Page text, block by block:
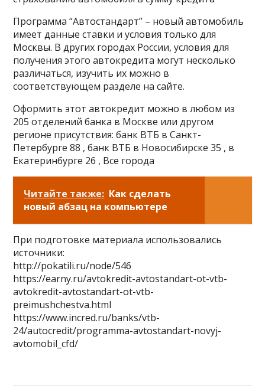
Программа “Автостандарт” – новый автомобиль
имеет данные ставки и условия только для
Москвы. В других городах России, условия для
получения этого автокредита могут несколько
различаться, изучить их можно в
соответствующем разделе на сайте.
Оформить этот автокредит можно в любом из
205 отделений банка в Москве или другом
регионе присутствия: банк ВТБ в Санкт-
Петербурге 88 , банк ВТБ в Новосибирске 35 , в
Екатеринбурге 26 , Все города
Читайте также: Как сделать
новый абзац на компьютере
При подготовке материала использовались
источники:
http://pokatili.ru/node/546
https://earny.ru/avtokredit-avtostandart-ot-vtb-
avtokredit-avtostandart-ot-vtb-
preimushchestva.html
https://www.incred.ru/banks/vtb-
24/autocredit/programma-avtostandart-novyj-
avtomobil_cfd/